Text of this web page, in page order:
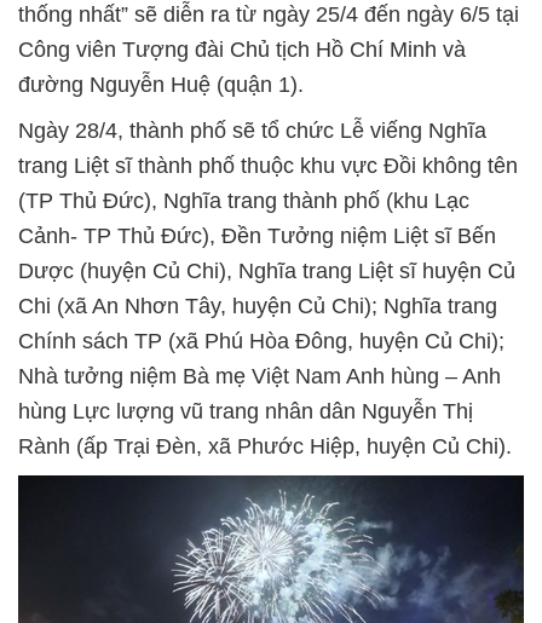
thống nhất” sẽ diễn ra từ ngày 25/4 đến ngày 6/5 tại
Công viên Tượng đài Chủ tịch Hồ Chí Minh và
đường Nguyễn Huệ (quận 1).
Ngày 28/4, thành phố sẽ tổ chức Lễ viếng Nghĩa
trang Liệt sĩ thành phố thuộc khu vực Đồi không tên
(TP Thủ Đức), Nghĩa trang thành phố (khu Lạc
Cảnh- TP Thủ Đức), Đền Tưởng niệm Liệt sĩ Bến
Dược (huyện Củ Chi), Nghĩa trang Liệt sĩ huyện Củ
Chi (xã An Nhơn Tây, huyện Củ Chi); Nghĩa trang
Chính sách TP (xã Phú Hòa Đông, huyện Củ Chi);
Nhà tưởng niệm Bà mẹ Việt Nam Anh hùng – Anh
hùng Lực lượng vũ trang nhân dân Nguyễn Thị
Rành (ấp Trại Đèn, xã Phước Hiệp, huyện Củ Chi).